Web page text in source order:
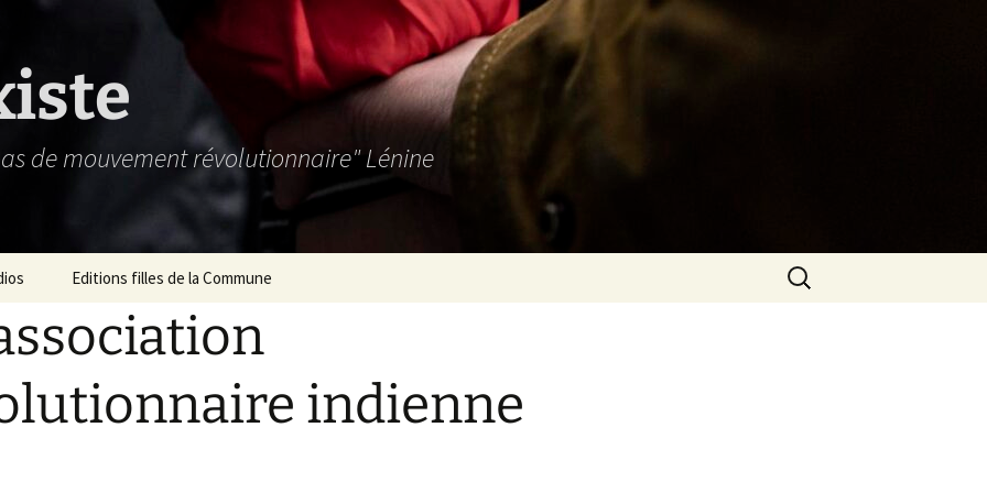
de mouvement révolutionnaire" Lénine
Editions filles de la Commune Rechercher :
indienne